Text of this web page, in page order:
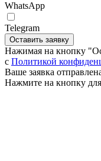
WhatsApp
Telegram
Оставить заявку
Нажимая на кнопку
c Политикой
Ваше заявка
Нажмите на кнопку